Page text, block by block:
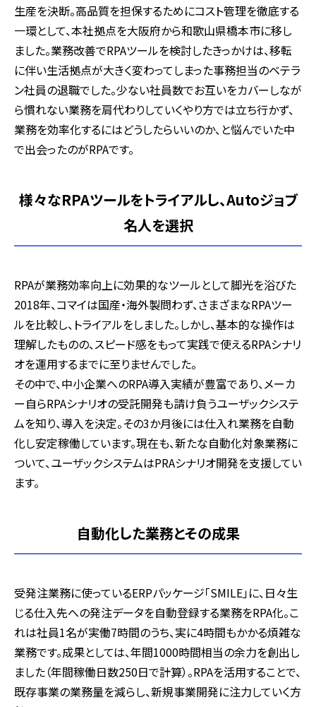
生産を決断。高品質を担保するためにコスト管理を徹底する
一環として、本社拠点を大阪府から和歌山県橋本市に移し
ました。業務改善でRPAツールを検討したきっかけは、移転
に伴い生活拠点が大きく変わってしまった事務担当のベテラ
ン社員の退職でした。少ない社員数でお互いをカバーしなが
ら慣れない業務を肩代わりしていくやり方では立ち行かず、
業務を効率化するにはどうしたらいいのか、と悩んでいた中
で出会ったのがRPAです。
様々なRPAツールをトライアルし、Autoジョブ
名人を選択
RPAが業務効率向上に効果的なツールとして脚光を浴びた
2018年、コマイは国産・海外製問わず、さまざまなRPAツー
ルを比較し、トライアルをしました。しかし、基本的な操作は
理解したものの、スピード感をもって実践で使えるRPAシナリ
オを運用するまでに至りませんでした。
その中で、中小企業へのRPA導入実績が豊富であり、メーカ
ー自らRPAシナリオの受託開発も請け負うユーザックシステ
ムを知り、導入を決定。その3か月後には仕入れ業務を自動
化し安定稼働しています。現在も、新たな自動化対象業務に
ついて、ユーザックシステムはPRAシナリオ開発を支援してい
ます。
自動化した業務とその成果
受発注業務に使っているERPパッケージ「SMILE」に、日々生
じる仕入先への発注データを自動登録する業務をRPA化。こ
れは社員1名が実働7時間のうち、実に4時間もかかる煩雑な
業務です。成果としては、年間1000時間相当の余力を創出し
ました（年間稼働日数250日で計算）。RPAを活用することで、
既存事業の業務量を減らし、新規事業開発に注力していく方